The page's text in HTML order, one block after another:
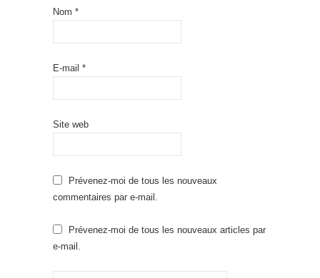
Nom *
E-mail *
Site web
Prévenez-moi de tous les nouveaux
commentaires par e-mail.
Prévenez-moi de tous les nouveaux articles par
e-mail.